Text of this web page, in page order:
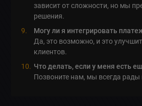
зависит от сложности, но мы
решения.
Могу ли я интегрировать
Да, это возможно, и это
клиентов.
Что делать, если у меня есть
Позвоните нам, мы всегда